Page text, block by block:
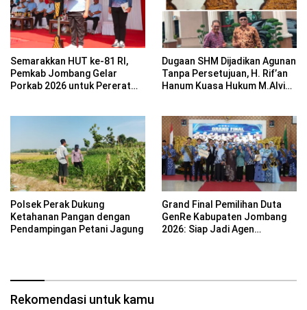
Semarakkan HUT ke-81 RI,
Pemkab Jombang Gelar
Porkab 2026 untuk Pererat
Dugaan SHM Dijadikan Agunan
Tanpa Persetujuan, H. Rif’an
Hanum Kuasa Hukum M.Alvin
Polsek Perak Dukung
Ketahanan Pangan dengan
Pendampingan Petani Jagung
Grand Final Pemilihan Duta
GenRe Kabupaten Jombang
2026: Siap Jadi Agen
Rekomendasi untuk kamu